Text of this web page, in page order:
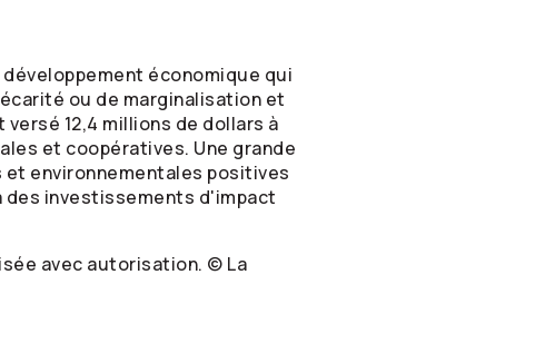
économique qui
ou de marginalisation et
12,4 millions de dollars à
et coopératives. Une grande
environnementales positives
investissements d'impact
avec autorisation. © La